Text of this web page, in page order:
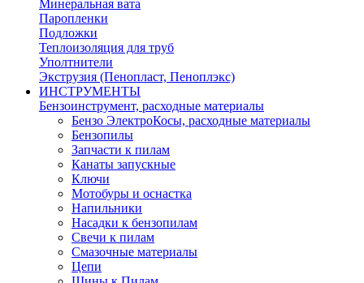
Минеральная вата
Паропленки
Подложки
Теплоизоляция для труб
Уполтнители
Экструзия (Пенопласт, Пеноплэкс)
ИНСТРУМЕНТЫ
Бензоинструмент, расходные материалы
Бензо ЭлектроКосы, расходные материалы
Бензопилы
Запчасти к пилам
Канаты запускные
Ключи
Мотобуры и оснастка
Напильники
Насадки к бензопилам
Свечи к пилам
Смазочные материалы
Цепи